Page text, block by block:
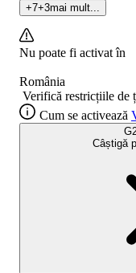
+7+3mai mult...
Nu poate fi activat în
România
Verifică restricțiile de
Cum se activează
Câștigă